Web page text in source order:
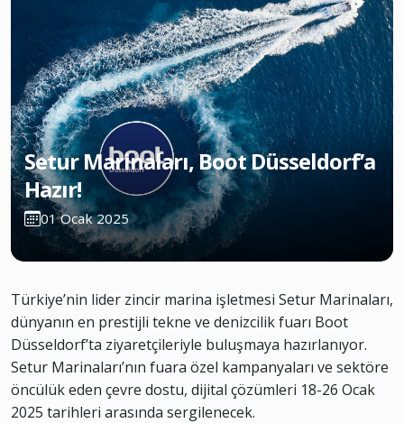
Setur Marinaları, Boot Düsseldorf’a
Hazır!
01 Ocak 2025
Türkiye’nin lider zincir marina işletmesi Setur Marinaları,
dünyanın en prestijli tekne ve denizcilik fuarı Boot
Düsseldorf’ta ziyaretçileriyle buluşmaya hazırlanıyor.
Setur Marinaları’nın fuara özel kampanyaları ve sektöre
öncülük eden çevre dostu, dijital çözümleri 18-26 Ocak
2025 tarihleri arasında sergilenecek.